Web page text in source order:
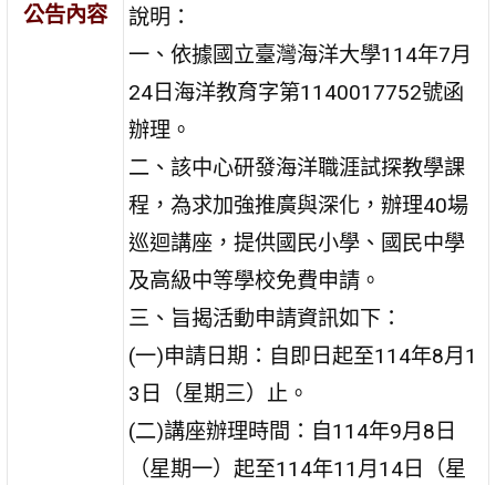
公告內容
說明：
一、依據國立臺灣海洋大學114年7月
24日海洋教育字第1140017752號函
辦理。
二、該中心研發海洋職涯試探教學課
程，為求加強推廣與深化，辦理40場
巡迴講座，提供國民小學、國民中學
及高級中等學校免費申請。
三、旨揭活動申請資訊如下：
(一)申請日期：自即日起至114年8月1
3日（星期三）止。
(二)講座辦理時間：自114年9月8日
（星期一）起至114年11月14日（星